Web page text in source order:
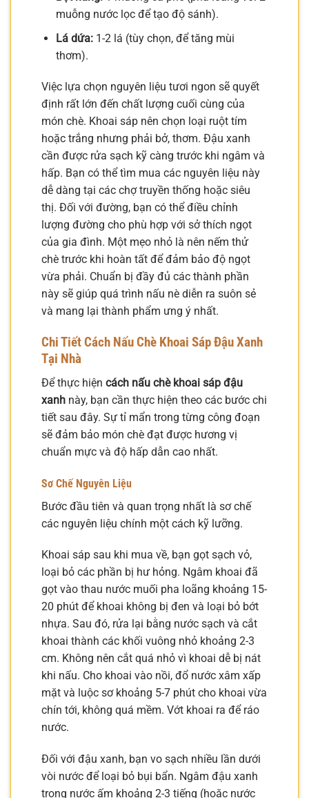
muỗng nước lọc để tạo độ sánh).
Lá dứa:1-2 lá (tùy chọn, để tăng mùi
thơm).
Việc lựa chọn nguyên liệu tươi ngon sẽ quyết
định rất lớn đến chất lượng cuối cùng của
món chè. Khoai sáp nên chọn loại ruột tím
hoặc trắng nhưng phải bở, thơm. Đậu xanh
cần được rửa sạch kỹ càng trước khi ngâm và
hấp. Bạn có thể tìm mua các nguyên liệu này
dễ dàng tại các chợ truyền thống hoặc siêu
thị. Đối với đường, bạn có thể điều chỉnh
lượng đường cho phù hợp với sở thích ngọt
của gia đình. Một mẹo nhỏ là nên nếm thử
chè trước khi hoàn tất để đảm bảo độ ngọt
vừa phải. Chuẩn bị đầy đủ các thành phần
này sẽ giúp quá trình nấu nè diễn ra suôn sẻ
và mang lại thành phẩm ưng ý nhất.
Chi Tiết Cách Nấu Chè Khoai Sáp Đậu Xanh
Tại Nhà
Để thực hiện cách nấu chè khoai sáp đậu
xanh này, bạn cần thực hiện theo các bước chi
tiết sau đây. Sự tỉ mẩn trong từng công đoạn
sẽ đảm bảo món chè đạt được hương vị
chuẩn mực và độ hấp dẫn cao nhất.
Sơ Chế Nguyên Liệu
Bước đầu tiên và quan trọng nhất là sơ chế
các nguyên liệu chính một cách kỹ lưỡng.
Khoai sáp sau khi mua về, bạn gọt sạch vỏ,
loại bỏ các phần bị hư hỏng. Ngâm khoai đã
gọt vào thau nước muối pha loãng khoảng 15-
20 phút để khoai không bị đen và loại bỏ bớt
nhựa. Sau đó, rửa lại bằng nước sạch và cắt
khoai thành các khối vuông nhỏ khoảng 2-3
cm. Không nên cắt quá nhỏ vì khoai dễ bị nát
khi nấu. Cho khoai vào nồi, đổ nước xâm xấp
mặt và luộc sơ khoảng 5-7 phút cho khoai vừa
chín tới, không quá mềm. Vớt khoai ra để ráo
nước.
Đối với đậu xanh, bạn vo sạch nhiều lần dưới
vòi nước để loại bỏ bụi bẩn. Ngâm đậu xanh
trong nước ấm khoảng 2-3 tiếng (hoặc nước